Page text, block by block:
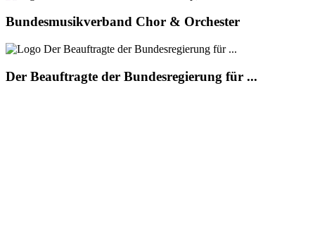
Bundesmusikverband Chor & Orchester
Der Beauftragte der Bundesregierung für ...